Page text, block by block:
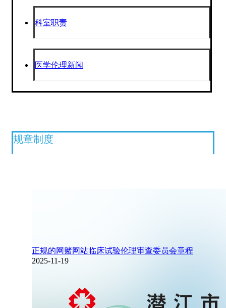
科室职责
医学伦理新闻
规章制度
正规的网赌网站临床试验伦理审查委员会章程
2025-11-19